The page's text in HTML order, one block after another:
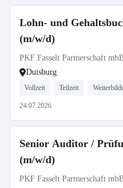
Lohn- und
(m/w/d)
PKF Fasselt Partnerschaft
Duisburg
Vollzeit Teilzeit
24.07.2026
Senior Auditor /
(m/w/d)
PKF Fasselt Partnerschaft